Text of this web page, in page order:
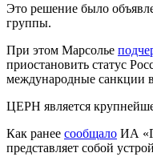
Это решение было
группы.
При этом Марсолье
приостановить статус
международные санкции
ЦЕРН является
Как ранее сообщало ИА
представляет собой